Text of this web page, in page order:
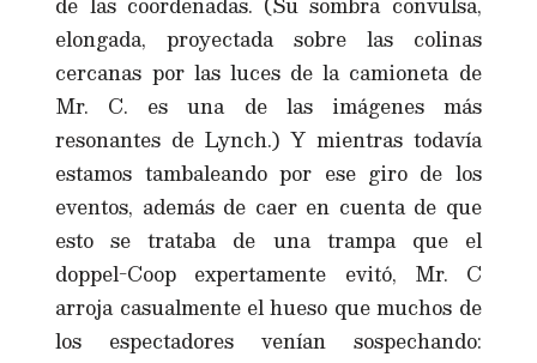
elongada, proyectada sobre las colinas
cercanas por las luces de la camioneta de
Mr. C. es una de las imágenes más
resonantes de Lynch.) Y mientras todavía
estamos tambaleando por ese giro de los
eventos, además de caer en cuenta de que
esto se trataba de una trampa que el
doppel-Coop expertamente evitó, Mr. C
arroja casualmente el hueso que muchos de
los espectadores venían sospechando: